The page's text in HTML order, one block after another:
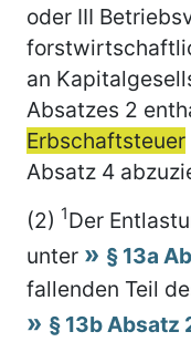
oder III
an
Absatzes 2
Erbschaftsteuer
Absatz 4
(2) 1Der
unter
§ 13a
fallenden Teil
§ 13b Absatz